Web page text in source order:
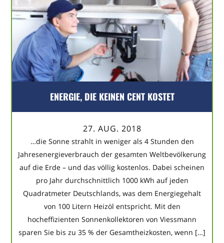
ENERGIE, DIE KEINEN CENT KOSTET
27. AUG. 2018
…die Sonne strahlt in weniger als 4 Stunden den
Jahresenergieverbrauch der gesamten Weltbevölkerung
auf die Erde – und das völlig kostenlos. Dabei scheinen
pro Jahr durchschnittlich 1000 kWh auf jeden
Quadratmeter Deutschlands, was dem Energiegehalt
von 100 Litern Heizöl entspricht. Mit den
hocheffizienten Sonnenkollektoren von Viessmann
sparen Sie bis zu 35 % der Gesamtheizkosten, wenn […]